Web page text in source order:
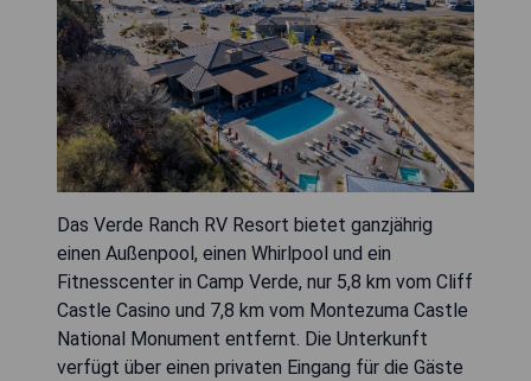
Das Verde Ranch RV Resort bietet ganzjährig
einen Außenpool, einen Whirlpool und ein
Fitnesscenter in Camp Verde, nur 5,8 km vom Cliff
Castle Casino und 7,8 km vom Montezuma Castle
National Monument entfernt. Die Unterkunft
verfügt über einen privaten Eingang für die Gäste